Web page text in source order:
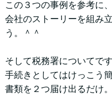
この３つの事例を参考に、
会社のストーリーを組み
う。＾＾
そして税務署についてです
手続きとしてはけっこう簡
書類を２つ届け出るだけ。